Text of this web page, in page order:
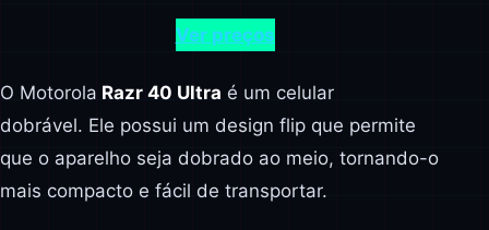
Ver preços
O Motorola Razr 40 Ultra é um celular
dobrável. Ele possui um design flip que permite
que o aparelho seja dobrado ao meio, tornando-o
mais compacto e fácil de transportar.